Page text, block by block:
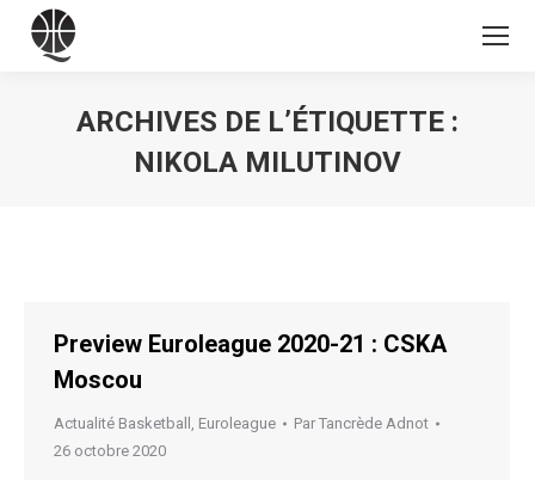
ARCHIVES DE L’ÉTIQUETTE :
NIKOLA MILUTINOV
Preview Euroleague 2020-21 : CSKA
Moscou
Actualité Basketball , Euroleague Par Tancrède Adnot
26 octobre 2020